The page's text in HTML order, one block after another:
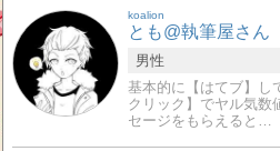
koalion
とも@執筆屋さん
男性
基本的に【はてブ】し
クリック】でヤル気数
セージをもらえると…